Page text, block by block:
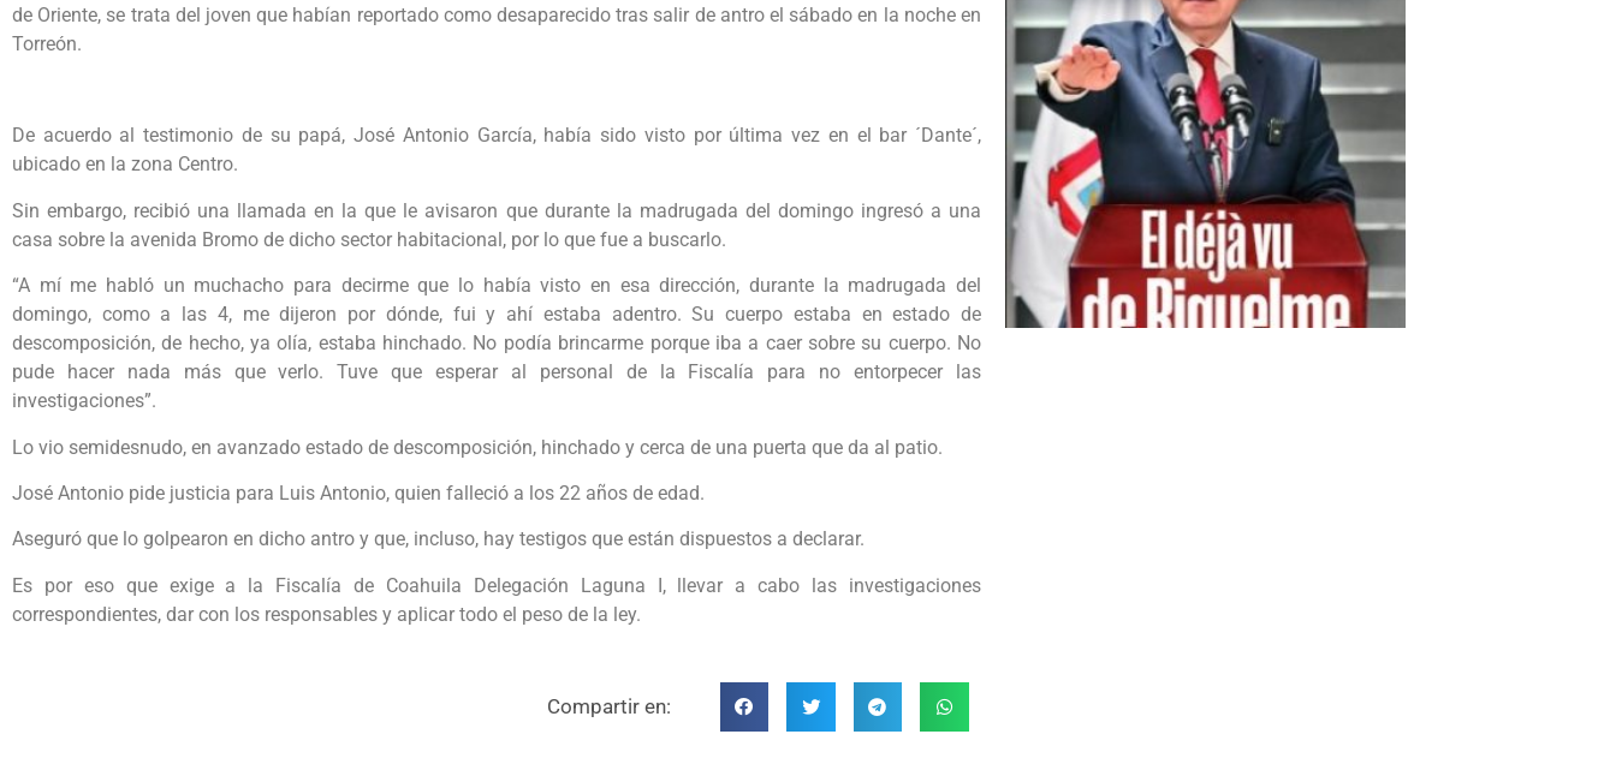
de Oriente, se trata del joven que habían reportado como desaparecido tras salir de antro el sábado en la noche en
Torreón.
De acuerdo al testimonio de su papá, José Antonio García, había sido visto por última vez en el bar ´Dante´,
ubicado en la zona Centro.
Sin embargo, recibió una llamada en la que le avisaron que durante la madrugada del domingo ingresó a una
casa sobre la avenida Bromo de dicho sector habitacional, por lo que fue a buscarlo.
“A mí me habló un muchacho para decirme que lo había visto en esa dirección, durante la madrugada del
domingo, como a las 4, me dijeron por dónde, fui y ahí estaba adentro. Su cuerpo estaba en estado de
descomposición, de hecho, ya olía, estaba hinchado. No podía brincarme porque iba a caer sobre su cuerpo. No
pude hacer nada más que verlo. Tuve que esperar al personal de la Fiscalía para no entorpecer las
investigaciones”.
Lo vio semidesnudo, en avanzado estado de descomposición, hinchado y cerca de una puerta que da al patio.
José Antonio pide justicia para Luis Antonio, quien falleció a los 22 años de edad.
Aseguró que lo golpearon en dicho antro y que, incluso, hay testigos que están dispuestos a declarar.
Es por eso que exige a la Fiscalía de Coahuila Delegación Laguna I, llevar a cabo las investigaciones
correspondientes, dar con los responsables y aplicar todo el peso de la ley.
Compartir en: